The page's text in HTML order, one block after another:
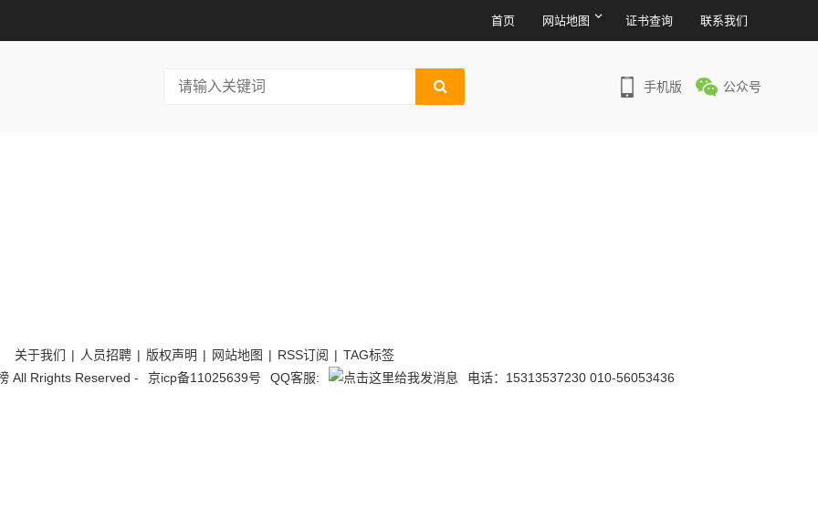
首页 网站地图 证书查询 联系我们
手机版 公众号
关于我们 | 人员招聘 | 版权声明 | 网站地图 | RSS订阅 | TAG标签
All Rrights Reserved -
京icp备11025639号 QQ客服: 电话：15313537230 010-56053436